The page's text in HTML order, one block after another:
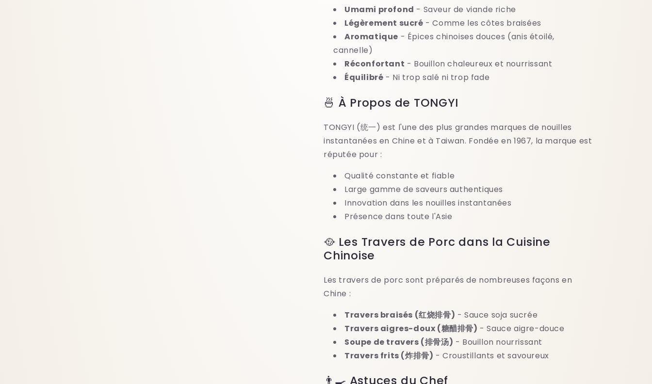
Umami profond - Saveur de viande riche
Légèrement sucré - Comme les côtes braisées
Aromatique - Épices chinoises douces (anis étoilé,
cannelle)
Réconfortant - Bouillon chaleureux et nourrissant
Équilibré - Ni trop salé ni trop fade
🍜 À Propos de TONGYI
TONGYI (统一) est l'une des plus grandes marques de nouilles
instantanées en Chine et à Taiwan. Fondée en 1967, la marque est
réputée pour :
Qualité constante et fiable
Large gamme de saveurs authentiques
Innovation dans les nouilles instantanées
Présence dans toute l'Asie
🥘 Les Travers de Porc dans la Cuisine
Chinoise
Les travers de porc sont préparés de nombreuses façons en
Chine :
Travers braisés (红烧排骨) - Sauce soja sucrée
Travers aigres-doux (糖醋排骨) - Sauce aigre-douce
Soupe de travers (排骨汤) - Bouillon nourrissant
Travers frits (炸排骨) - Croustillants et savoureux
👨‍🍳 Astuces du Chef